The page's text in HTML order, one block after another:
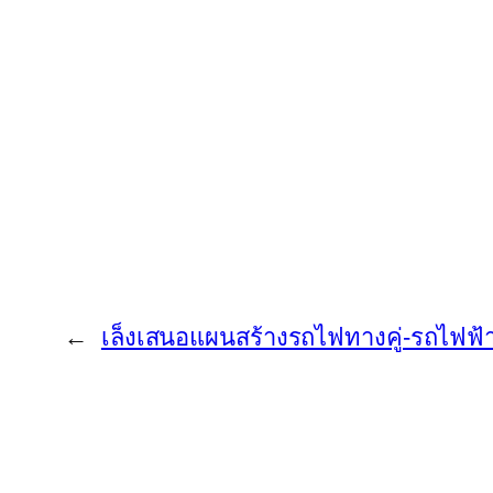
← เล็งเสนอแผนสร้างรถไฟทางคู่-รถไฟฟ้